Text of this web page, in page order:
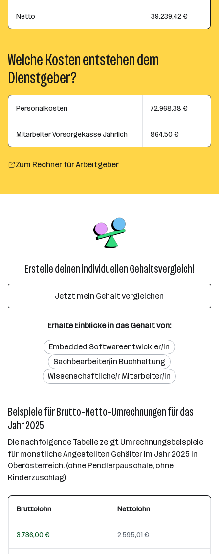
Netto 39.239,42 €
Welche Kosten entstehen dem
Dienstgeber?
Personalkosten 72.968,38 €
Mitarbeiter Vorsorgekasse Jährlich 864,50 €
Zum Rechner für Arbeitgeber
Erstelle deinen individuellen Gehaltsvergleich!
Jetzt mein Gehalt vergleichen
Erhalte Einblicke in das Gehalt von:
Embedded Softwareentwickler/in
Sachbearbeiter/in Buchhaltung
Wissenschaftliche/r Mitarbeiter/in
Beispiele für Brutto-Netto-Umrechnungen für das
Jahr 2025
Die nachfolgende Tabelle zeigt Umrechnungsbeispiele
für monatliche Angestellten Gehälter im Jahr 2025 in
Oberösterreich. (ohne Pendlerpauschale, ohne
Kinderzuschlag)
Bruttolohn Nettolohn
3.736,00 € 2.595,01 €